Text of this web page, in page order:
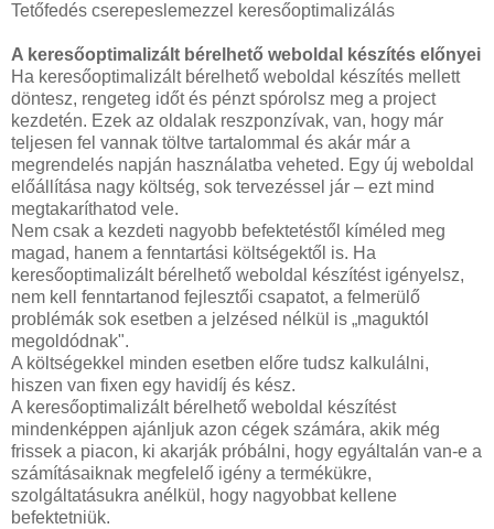
Tetőfedés cserepeslemezzel keresőoptimalizálás
A keresőoptimalizált bérelhető weboldal készítés előnyei
Ha keresőoptimalizált bérelhető weboldal készítés mellett
döntesz, rengeteg időt és pénzt spórolsz meg a project
kezdetén. Ezek az oldalak reszponzívak, van, hogy már
teljesen fel vannak töltve tartalommal és akár már a
megrendelés napján használatba veheted. Egy új weboldal
előállítása nagy költség, sok tervezéssel jár – ezt mind
megtakaríthatod vele.
Nem csak a kezdeti nagyobb befektetéstől kíméled meg
magad, hanem a fenntartási költségektől is. Ha
keresőoptimalizált bérelhető weboldal készítést igényelsz,
nem kell fenntartanod fejlesztői csapatot, a felmerülő
problémák sok esetben a jelzésed nélkül is „maguktól
megoldódnak".
A költségekkel minden esetben előre tudsz kalkulálni,
hiszen van fixen egy havidíj és kész.
A keresőoptimalizált bérelhető weboldal készítést
mindenképpen ajánljuk azon cégek számára, akik még
frissek a piacon, ki akarják próbálni, hogy egyáltalán van-e a
számításaiknak megfelelő igény a termékükre,
szolgáltatásukra anélkül, hogy nagyobbat kellene
befektetniük.